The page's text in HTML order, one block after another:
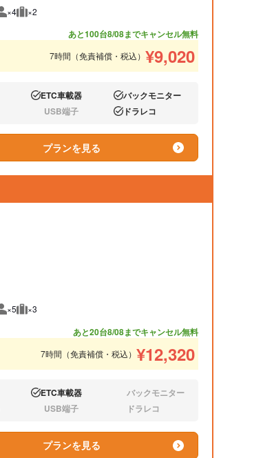
推奨人数
×4 推奨荷物
×2
あと100台8/08までキャンセル無料
7時間（免責補償・税込） ¥9,020
あり:ETC車載器 あり:バックモニター
なし:USB端子 あり:ドラレコ
プランを見る
推奨人数
×5 推奨荷物
×3
あと20台8/08までキャンセル無料
7時間（免責補償・税込） ¥12,320
あり:ETC車載器 なし:バックモニター
なし:USB端子 なし:ドラレコ
プランを見る